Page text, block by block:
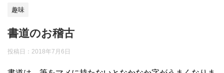
趣味
書道のお稽古
投稿日： 2018年7月6日